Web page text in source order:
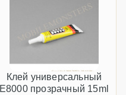
Клей универсальный
E8000 прозрачный 15ml